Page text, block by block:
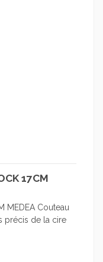
17CM
MEDEA Couteau
précis de la cire